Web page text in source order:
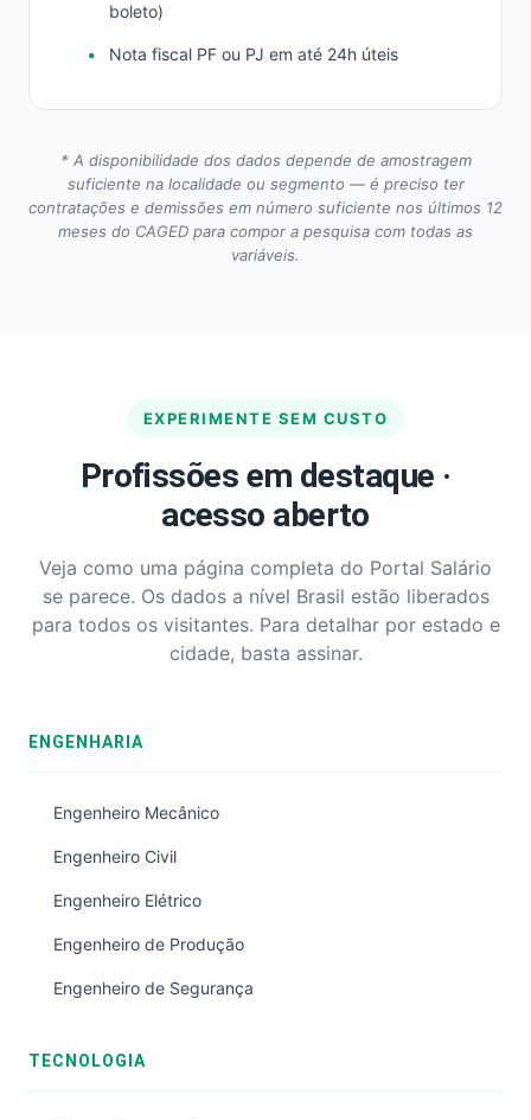
boleto)
Nota fiscal PF ou PJ em até 24h úteis
* A disponibilidade dos dados depende de amostragem
suficiente na localidade ou segmento — é preciso ter
contratações e demissões em número suficiente nos últimos 12
meses do CAGED para compor a pesquisa com todas as
variáveis.
EXPERIMENTE SEM CUSTO
Profissões em destaque ·
acesso aberto
Veja como uma página completa do Portal Salário
se parece. Os dados a nível Brasil estão liberados
para todos os visitantes. Para detalhar por estado e
cidade, basta assinar.
ENGENHARIA
Engenheiro Mecânico
Engenheiro Civil
Engenheiro Elétrico
Engenheiro de Produção
Engenheiro de Segurança
TECNOLOGIA